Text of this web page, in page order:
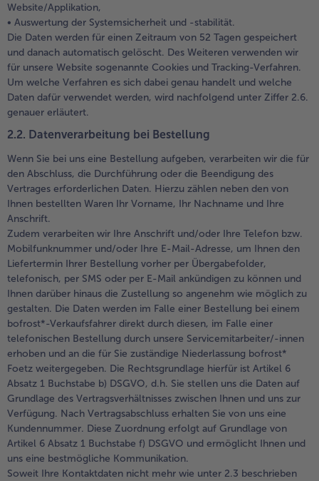
Website/Applikation,
• Auswertung der Systemsicherheit und -stabilität.
Die Daten werden für einen Zeitraum von 52 Tagen gespeichert
und danach automatisch gelöscht. Des Weiteren verwenden wir
für unsere Website sogenannte Cookies und Tracking-Verfahren.
Um welche Verfahren es sich dabei genau handelt und welche
Daten dafür verwendet werden, wird nachfolgend unter Ziffer 2.6.
genauer erläutert.
2.2. Datenverarbeitung bei Bestellung
Wenn Sie bei uns eine Bestellung aufgeben, verarbeiten wir die für
den Abschluss, die Durchführung oder die Beendigung des
Vertrages erforderlichen Daten. Hierzu zählen neben den von
Ihnen bestellten Waren Ihr Vorname, Ihr Nachname und Ihre
Anschrift.
Zudem verarbeiten wir Ihre Anschrift und/oder Ihre Telefon bzw.
Mobilfunknummer und/oder Ihre E-Mail-Adresse, um Ihnen den
Liefertermin Ihrer Bestellung vorher per Übergabefolder,
telefonisch, per SMS oder per E-Mail ankündigen zu können und
Ihnen darüber hinaus die Zustellung so angenehm wie möglich zu
gestalten. Die Daten werden im Falle einer Bestellung bei einem
bofrost*-Verkaufsfahrer direkt durch diesen, im Falle einer
telefonischen Bestellung durch unsere Servicemitarbeiter/-innen
erhoben und an die für Sie zuständige Niederlassung bofrost*
Foetz weitergegeben. Die Rechtsgrundlage hierfür ist Artikel 6
Absatz 1 Buchstabe b) DSGVO, d.h. Sie stellen uns die Daten auf
Grundlage des Vertragsverhältnisses zwischen Ihnen und uns zur
Verfügung. Nach Vertragsabschluss erhalten Sie von uns eine
Kundennummer. Diese Zuordnung erfolgt auf Grundlage von
Artikel 6 Absatz 1 Buchstabe f) DSGVO und ermöglicht Ihnen und
uns eine bestmögliche Kommunikation.
Soweit Ihre Kontaktdaten nicht mehr wie unter 2.3 beschrieben